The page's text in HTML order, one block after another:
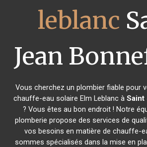
leblanc
Jean
Vous cherchez un plombier fiable pour
chauffe-eau solaire Elm Leblanc àSaint
? Vous êtes au bon endroit ! Notre
plomberie propose des services de
vos besoins en matière de chauffe-
sommes spécialisés dans la mise en